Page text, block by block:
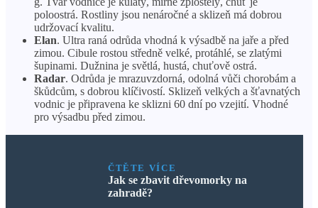
poloostrá. Rostliny jsou nenáročné a sklizeň má dobrou
udržovací kvalitu.
Elan. Ultra raná odrůda vhodná k výsadbě na jaře a před
zimou. Cibule rostou středně velké, protáhlé, se zlatými
šupinami. Dužnina je světlá, hustá, chuťově ostrá.
Radar. Odrůda je mrazuvzdorná, odolná vůči chorobám a
škůdcům, s dobrou klíčivostí. Sklizeň velkých a šťavnatých
vodnic je připravena ke sklizni 60 dní po vzejití. Vhodné
pro výsadbu před zimou.
ČTĚTE VÍCE
Jak se zbavit dřevomorky na
zahradě?